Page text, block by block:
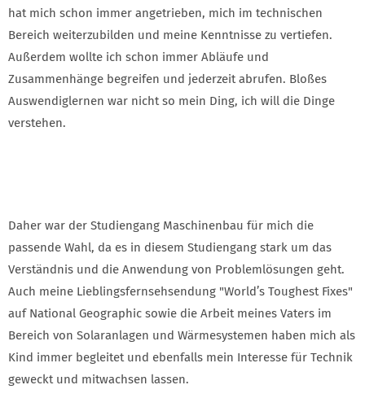
hat mich schon immer angetrieben, mich im technischen
Bereich weiterzubilden und meine Kenntnisse zu vertiefen.
Außerdem wollte ich schon immer Abläufe und
Zusammenhänge begreifen und jederzeit abrufen. Bloßes
Auswendiglernen war nicht so mein Ding, ich will die Dinge
verstehen.
Daher war der Studiengang Maschinenbau für mich die
passende Wahl, da es in diesem Studiengang stark um das
Verständnis und die Anwendung von Problemlösungen geht.
Auch meine Lieblingsfernsehsendung "World’s Toughest Fixes"
auf National Geographic sowie die Arbeit meines Vaters im
Bereich von Solaranlagen und Wärmesystemen haben mich als
Kind immer begleitet und ebenfalls mein Interesse für Technik
geweckt und mitwachsen lassen.